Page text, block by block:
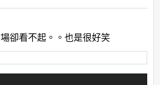
卻看不起。。也是很好笑